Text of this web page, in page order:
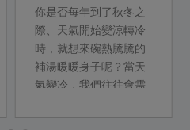
你是否每年到了秋冬之
際、天氣開始變涼轉冷
時，就想來碗熱騰騰的
補湯暖暖身子呢？當天
氣變冷，我們往往會需
對抗寒冷。要儲備冬天